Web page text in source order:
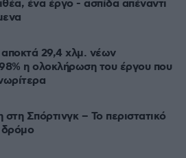
ένα έργο - ασπίδα απέναντι
29,4 χλμ. νέων
η ολοκλήρωση του έργου που
Σπόρτινγκ – Το περιστατικό
δρόμο